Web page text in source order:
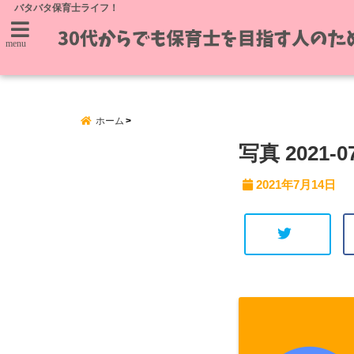
バタバタ保育士ライフ！
menu
ホーム
写真 2021-
2021年7月14日